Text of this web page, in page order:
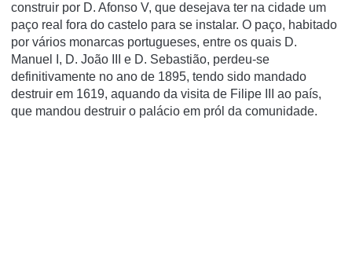
construir por D. Afonso V, que desejava ter na cidade um
paço real fora do castelo para se instalar. O paço, habitado
por vários monarcas portugueses, entre os quais D.
Manuel I, D. João III e D. Sebastião, perdeu-se
definitivamente no ano de 1895, tendo sido mandado
destruir em 1619, aquando da visita de Filipe III ao paí­s,
que mandou destruir o palácio em pról da comunidade.